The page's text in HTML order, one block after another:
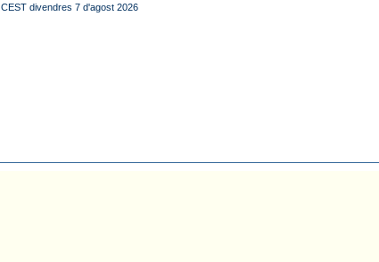
CEST divendres 7 d'agost 2026